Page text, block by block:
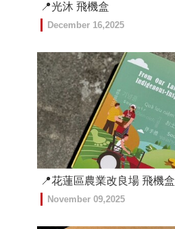
📍光沐 飛機盒
December 16,2025
📍花蓮區農業改良場 飛機盒
November 09,2025